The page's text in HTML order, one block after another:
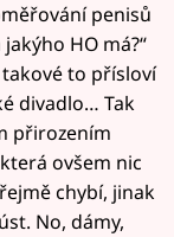
penisů
HO má?“
takové to přísloví
divadlo… Tak
přirozením
ovšem nic
chybí, jinak
No, dámy,